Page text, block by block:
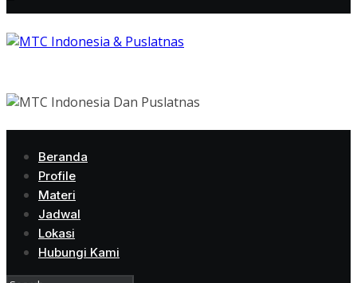
Beranda
Profile
Materi
Jadwal
Lokasi
Hubungi Kami